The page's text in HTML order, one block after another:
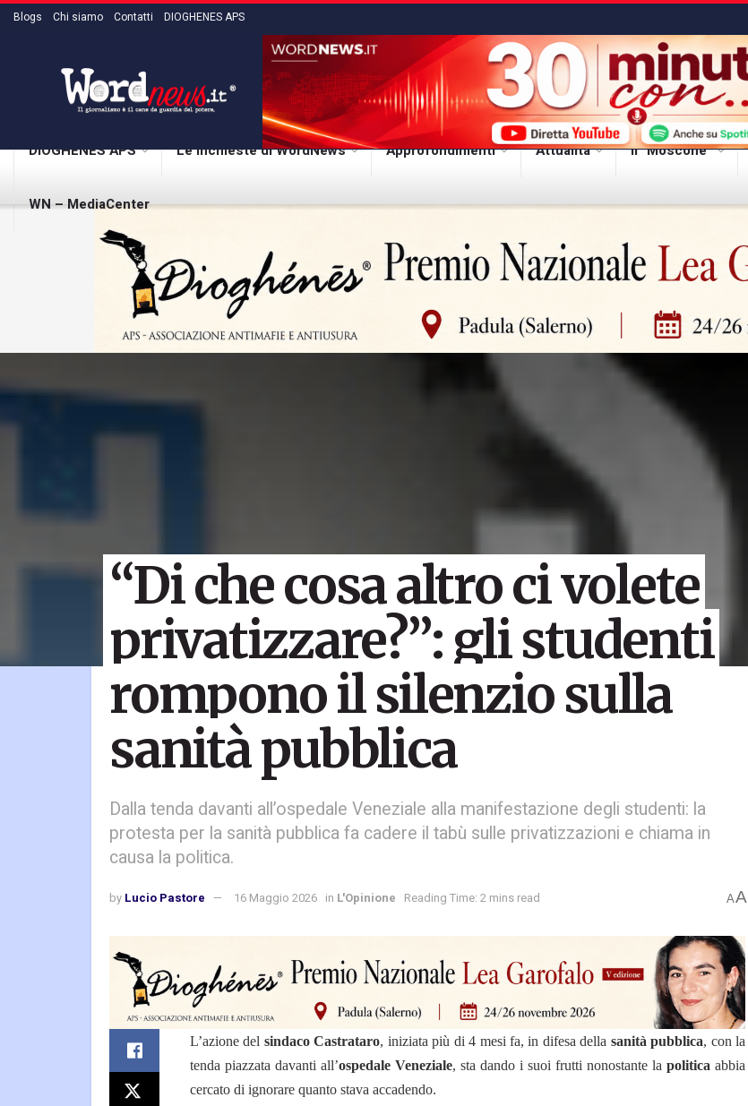
Blogs Chi siamo Contatti DIOGHENES APS
DIOGHENES APS Le inchieste di WordNews Approfondimenti Attualità Il “Moscone”
WN – MediaCenter
“Di che cosa altro ci volete
privatizzare?”: gli studenti
rompono il silenzio sulla
sanità pubblica
Dalla tenda davanti all’ospedale Veneziale alla manifestazione degli studenti: la
protesta per la sanità pubblica fa cadere il tabù sulle privatizzazioni e chiama in
causa la politica.
by Lucio Pastore 16 Maggio 2026 in L'Opinione Reading Time: 2 mins read AA
L’azione del sindaco Castrataro, iniziata più di 4 mesi fa, in difesa della sanità pubblica, con la
tenda piazzata davanti all’ospedale Veneziale, sta dando i suoi frutti nonostante la politica abbia
cercato di ignorare quanto stava accadendo.